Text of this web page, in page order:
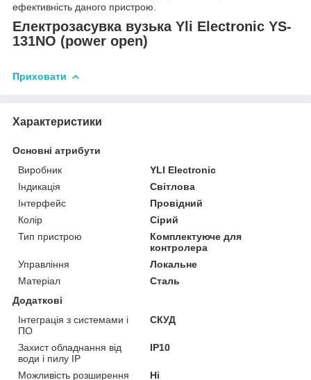
ефективність даного пристрою.
Електрозасувка вузька Yli Electronic YS-
131NO (power open)
Приховати
Характеристики
Основні атрибути
Виробник
YLI Electronic
Індикація
Світлова
Інтерфейс
Провідний
Колір
Сірий
Тип пристрою
Комплектуюче для
контролера
Управління
Локальне
Матеріал
Сталь
Додаткові
Інтеграція з системами і
ПО
СКУД
Захист обладнання від
води і пилу IP
IP10
Можливість розширення
Ні